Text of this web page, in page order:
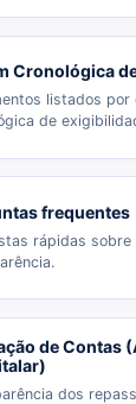
Cronológica
listados por
de
frequentes
rápidas
de Contas
dos